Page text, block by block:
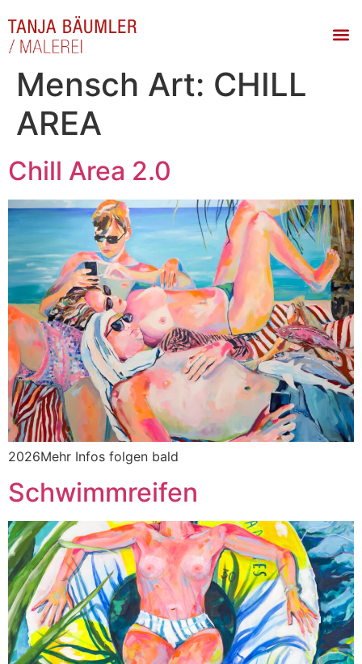
Mensch Art: CHILL
AREA
Chill Area 2.0
2026Mehr Infos folgen bald
Schwimmreifen